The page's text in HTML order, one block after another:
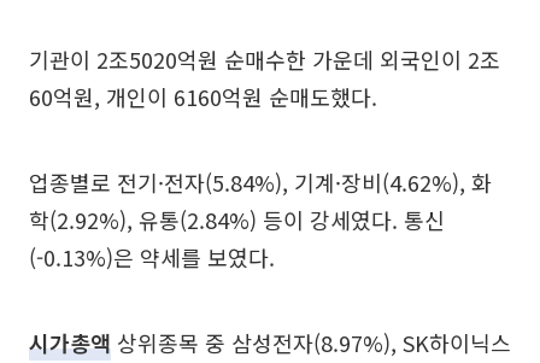
기관이 2조5020억원 순매수한 가운데 외국인이 2조
60억원, 개인이 6160억원 순매도했다.
업종별로 전기·전자(5.84%), 기계·장비(4.62%), 화
학(2.92%), 유통(2.84%) 등이 강세였다. 통신
(-0.13%)은 약세를 보였다.
시가총액 상위종목 중 삼성전자(8.97%), SK하이닉스